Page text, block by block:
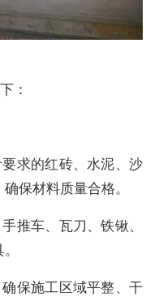
：
求的红砖、水泥、沙
保材料质量合格。
推车、瓦刀、铁锹、
保施工区域平整、干